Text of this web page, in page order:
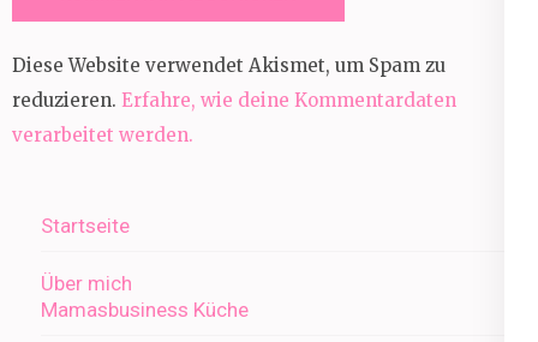
Diese Website verwendet Akismet, um Spam zu
reduzieren. Erfahre, wie deine Kommentardaten
verarbeitet werden.
Startseite
Über mich
Mamasbusiness Küche